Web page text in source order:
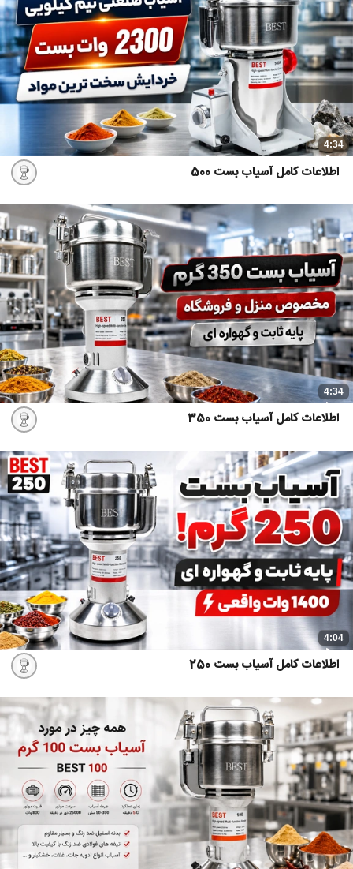
4:34
اطلاعات کامل آسیاب بست 500
4:34
اطلاعات کامل آسیاب بست 350
4:04
اطلاعات کامل آسیاب بست 250